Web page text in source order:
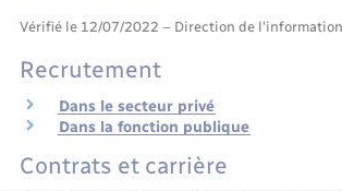
Vérifié le 12/07/2022 – Direction de
Recrutement
Dans le secteur privé
Dans la fonction publique
Contrats et carrière